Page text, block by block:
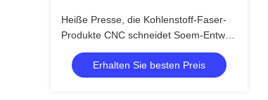
Heiße Presse, die Kohlenstoff-Faser-
Produkte CNC schneidet Soem-Entwurf
bildet
Erhalten Sie besten Preis